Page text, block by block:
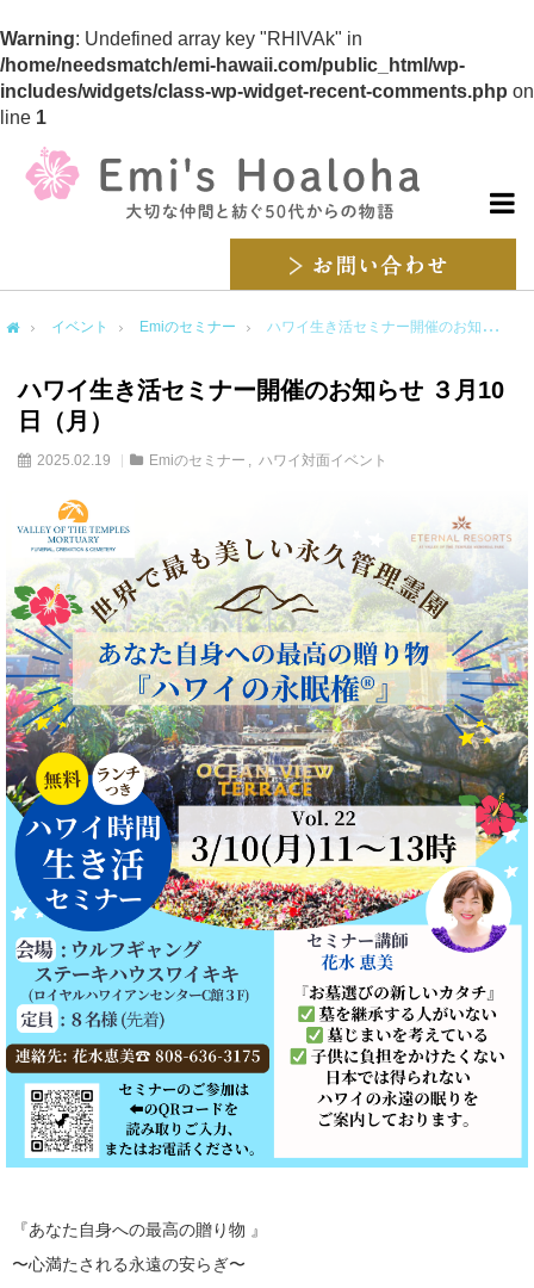
Warning: Undefined array key "RHIVAk" in
/home/needsmatch/emi-hawaii.com/public_html/wp-
includes/widgets/class-wp-widget-recent-comments.php on
line 1
イベント Emiのセミナー ハワイ生き活セミナー開催のお知らせ ３月10日（月）
ハワイ生き活セミナー開催のお知らせ ３月10
日（月）
2025.02.19 Emiのセミナー ハワイ対面イベント
『あなた自身への最高の贈り物 』
〜心満たされる永遠の安らぎ〜